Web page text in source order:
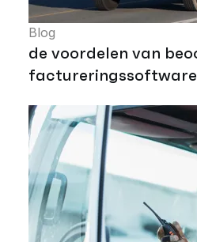
Blog
de voordelen van
factureringssoftware